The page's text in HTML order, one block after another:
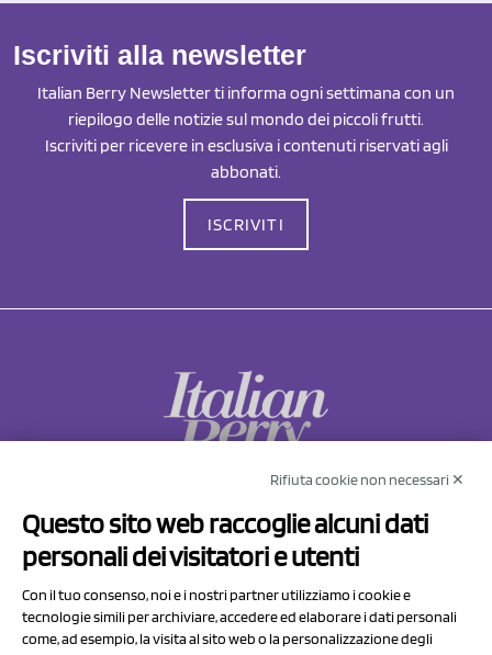
Iscriviti alla newsletter
Italian Berry Newsletter ti informa ogni settimana con un
riepilogo delle notizie sul mondo dei piccoli frutti.
Iscriviti per ricevere in esclusiva i contenuti riservati agli
abbonati.
ISCRIVITI
Via Prov.le Sassuolo Vignola 315/1
41057 Spilamberto (MO)
Rifiuta cookie non necessari ✕
Questo sito web raccoglie alcuni dati
personali dei visitatori e utenti
Con il tuo consenso, noi e i nostri partner utilizziamo i cookie e
tecnologie simili per archiviare, accedere ed elaborare i dati personali
come, ad esempio, la visita al sito web o la personalizzazione degli